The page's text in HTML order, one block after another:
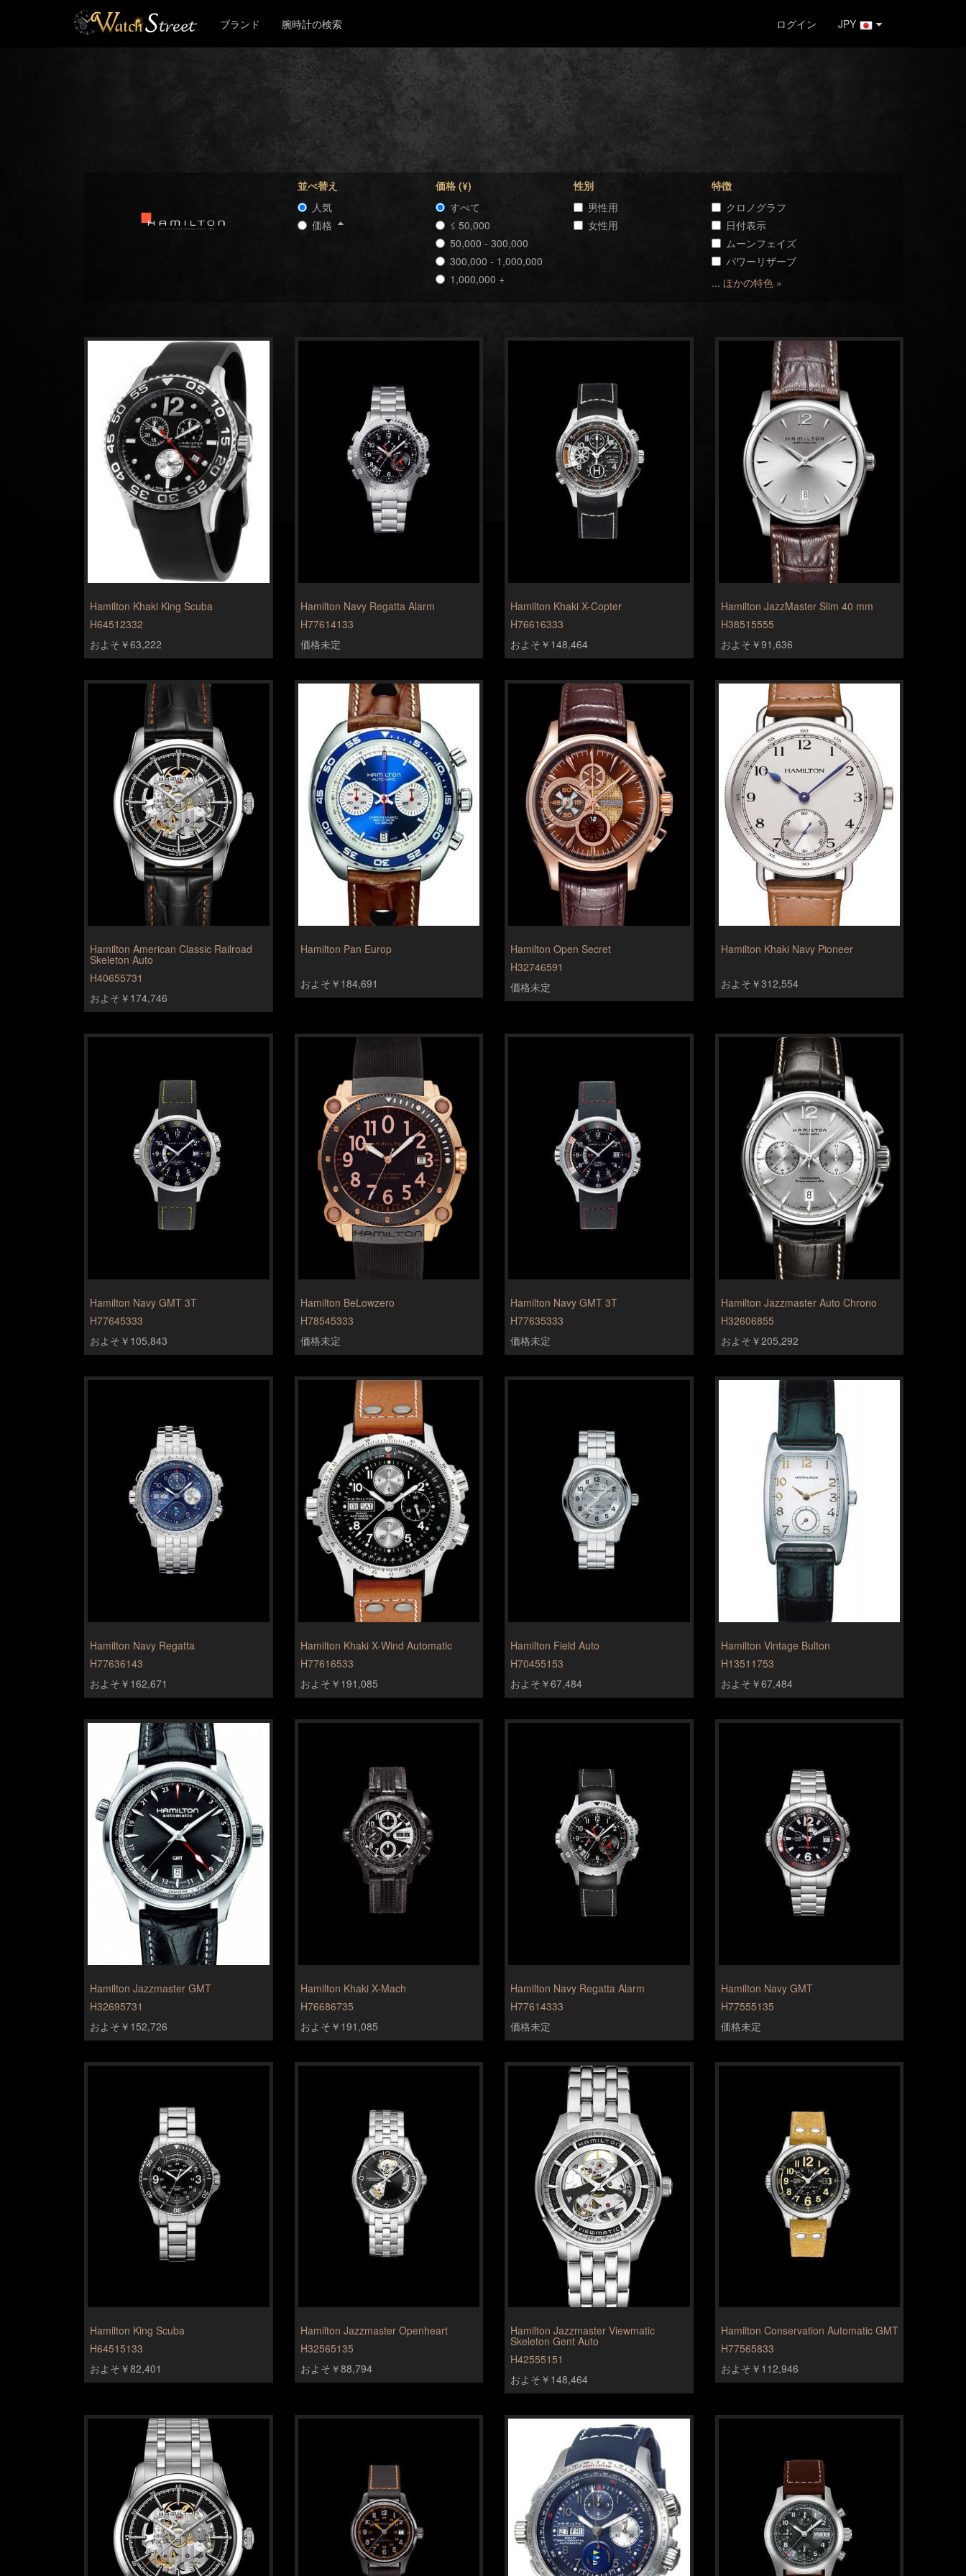
ブランド 腕時計の検索 ログイン JPY
並べ替え
人気
価格
価格 (¥)
すべて
≤ 50,000
50,000 - 300,000
300,000 - 1,000,000
1,000,000 +
性別
男性用
女性用
特徴
クロノグラフ
日付表示
ムーンフェイズ
パワーリザーブ
... ほかの特色 »
Hamilton Khaki King Scuba
H64512332
およそ￥63,222
Hamilton Navy Regatta Alarm
H77614133
価格未定
Hamilton Khaki X-Copter
H76616333
およそ￥148,464
Hamilton JazzMaster Slim 40 mm
H38515555
およそ￥91,636
Hamilton American Classic Railroad
Skeleton Auto
H40655731
およそ￥174,746
Hamilton Pan Europ
およそ￥184,691
Hamilton Open Secret
H32746591
価格未定
Hamilton Khaki Navy Pioneer
およそ￥312,554
Hamilton Navy GMT 3T
H77645333
およそ￥105,843
Hamilton BeLowzero
H78545333
価格未定
Hamilton Navy GMT 3T
H77635333
価格未定
Hamilton Jazzmaster Auto Chrono
H32606855
およそ￥205,292
Hamilton Navy Regatta
H77636143
およそ￥162,671
Hamilton Khaki X-Wind Automatic
H77616533
およそ￥191,085
Hamilton Field Auto
H70455153
およそ￥67,484
Hamilton Vintage Bulton
H13511753
およそ￥67,484
Hamilton Jazzmaster GMT
H32695731
およそ￥152,726
Hamilton Khaki X-Mach
H76686735
およそ￥191,085
Hamilton Navy Regatta Alarm
H77614333
価格未定
Hamilton Navy GMT
H77555135
価格未定
Hamilton King Scuba
H64515133
およそ￥82,401
Hamilton Jazzmaster Openheart
H32565135
およそ￥88,794
Hamilton Jazzmaster Viewmatic
Skeleton Gent Auto
H42555151
およそ￥148,464
Hamilton Conservation Automatic GMT
H77565833
およそ￥112,946